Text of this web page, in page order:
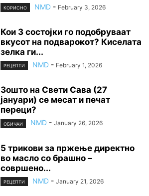
КОРИСНО NMD - February 3, 2026
Кои 3 состојки го подобруваат
вкусот на подварокот? Киселата
зелка ги...
РЕЦЕПТИ NMD - February 1, 2026
Зошто на Свети Сава (27
јануари) се месат и печат
переци?
ОБИЧАИ NMD - January 26, 2026
5 трикови за пржење директно
во масло со брашно –
совршено...
РЕЦЕПТИ NMD - January 21, 2026